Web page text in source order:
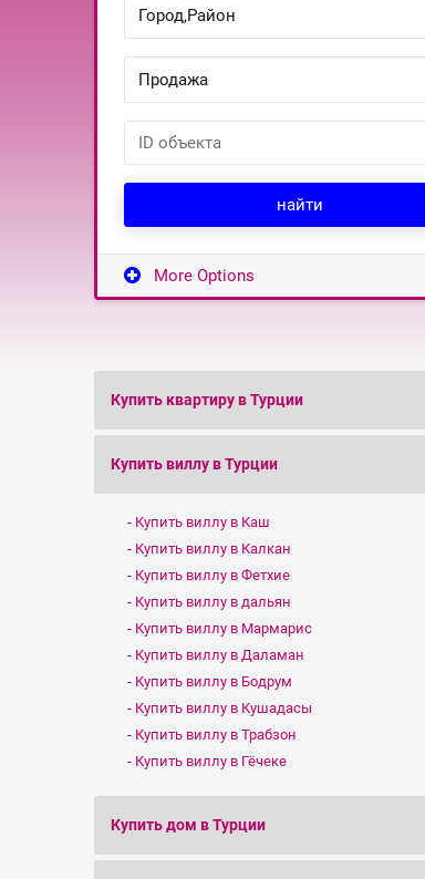
найти
More Options
Купить квартиру в Турции
Купить виллу в Турции
Купить виллу в Каш
Купить виллу в Калкан
Купить виллу в Фетхие
Купить виллу в дальян
Купить виллу в Мармарис
Купить виллу в Даламан
Купить виллу в Бодрум
Купить виллу в Кушадасы
Купить виллу в Трабзон
Купить виллу в Гёчеке
Купить дом в Турции